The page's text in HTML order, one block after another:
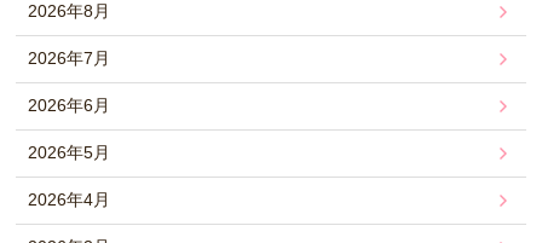
2026年8月
2026年7月
2026年6月
2026年5月
2026年4月